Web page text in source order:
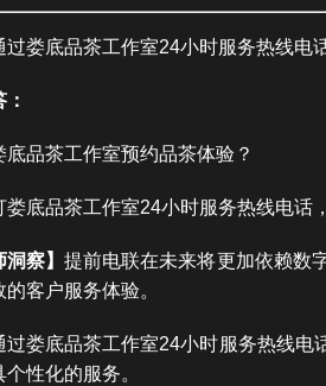
过娄底品茶工作室24小时服务热线电
底品茶工作室预约品茶体验？
娄底品茶工作室24小时服务热线电话
洞察】提前电联在未来将更加依赖数
客户服务体验。
过娄底品茶工作室24小时服务热线电
性化的服务。